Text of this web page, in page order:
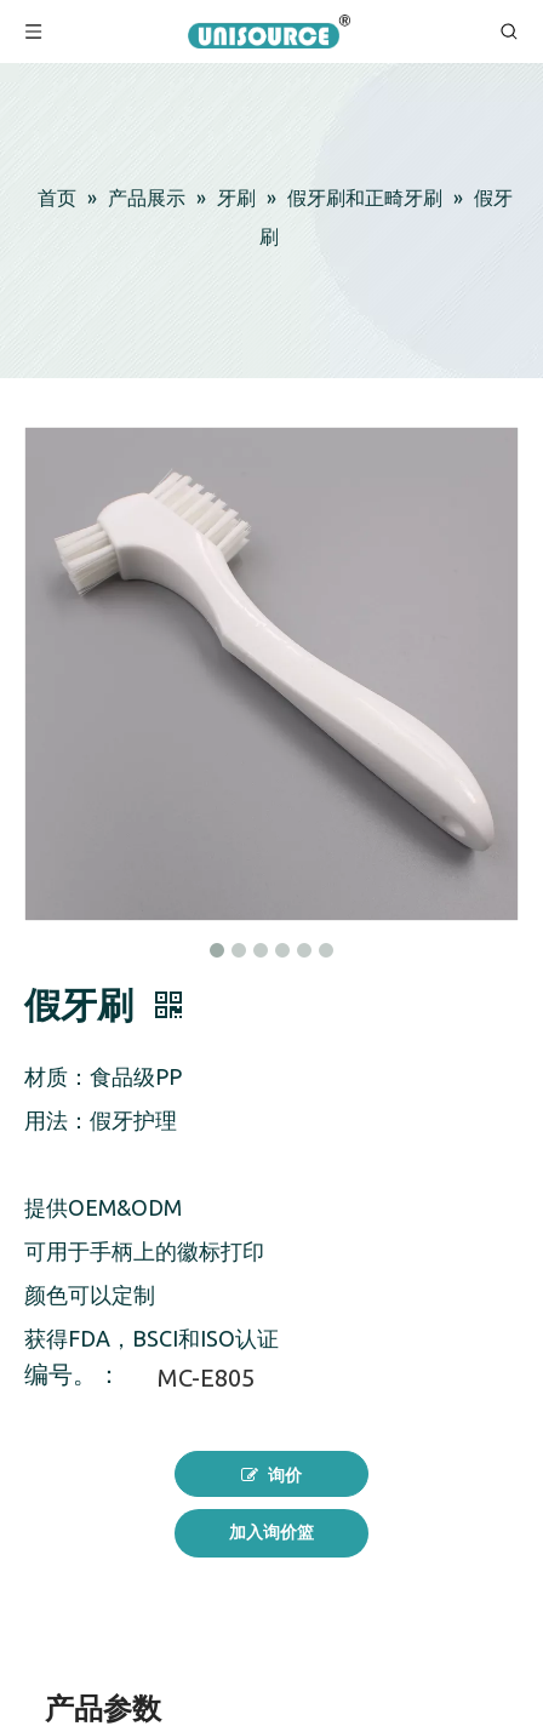
首页 » 产品展示 » 牙刷 » 假牙刷和正畸牙刷 » 假牙
刷
假牙刷
材质：食品级PP
用法：假牙护理
提供OEM&ODM
可用于手柄上的徽标打印
颜色可以定制
获得FDA，BSCI和ISO认证
编号。： MC-E805
询价
加入询价篮
产品参数